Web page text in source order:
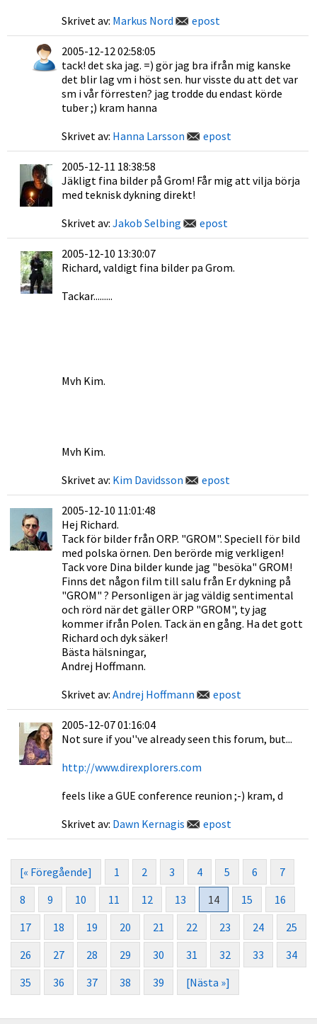
Skrivet av: Markus Nord epost
2005-12-12 02:58:05
tack! det ska jag. =) gör jag bra ifrån mig kanske
det blir lag vm i höst sen. hur visste du att det var
sm i vår förresten? jag trodde du endast körde
tuber ;) kram hanna
Skrivet av: Hanna Larsson epost
2005-12-11 18:38:58
Jäkligt fina bilder på Grom! Får mig att vilja börja
med teknisk dykning direkt!
Skrivet av: Jakob Selbing epost
2005-12-10 13:30:07
Richard, valdigt fina bilder pa Grom.
Tackar.........
Mvh Kim.
Mvh Kim.
Skrivet av: Kim Davidsson epost
2005-12-10 11:01:48
Hej Richard.
Tack för bilder från ORP. "GROM". Speciell för bild
med polska örnen. Den berörde mig verkligen!
Tack vore Dina bilder kunde jag "besöka" GROM!
Finns det någon film till salu från Er dykning på
"GROM" ? Personligen är jag väldig sentimental
och rörd när det gäller ORP "GROM", ty jag
kommer ifrån Polen. Tack än en gång. Ha det gott
Richard och dyk säker!
Bästa hälsningar,
Andrej Hoffmann.
Skrivet av: Andrej Hoffmann epost
2005-12-07 01:16:04
Not sure if you''ve already seen this forum, but...
http://www.direxplorers.com
feels like a GUE conference reunion ;-) kram, d
Skrivet av: Dawn Kernagis epost
[« Föregående] 1 2 3 4 5 6
7
8
9 10 11 12 13 14 15
16
17
18 19 20 21 22 23 24
25
26
27 28 29 30 31 32 33
34
35
36 37 38 39 [Nästa »]